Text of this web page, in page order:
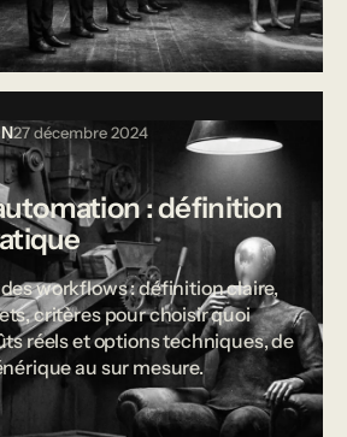
27 décembre 2024
: définition
workflows : définition claire,
critères pour choisir quoi
réels et options techniques, de
au sur mesure.